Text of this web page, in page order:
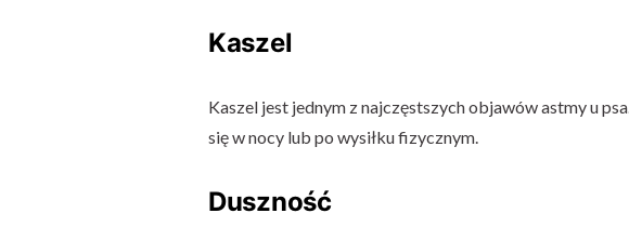
Kaszel
Kaszel jest jednym z najczęstszych objawów astmy u
się w nocy lub po wysiłku fizycznym.
Duszność